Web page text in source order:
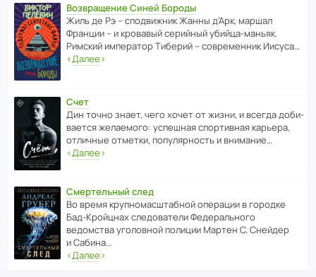
Возвращение Синей Бороды
Жиль де Рэ – спод­ви­жник Жанны д’Арк, маршал
Франции – и кровавый серийный убийца-маньяк.
Римский импе­ратор Тиберий – совре­менник Иисуса…
‹Далее›
Счет
Дин точно знает, чего хочет от жизни, и всегда доби­
ва­ется жела­е­мого: успе­шная спор­ти­вная карьера,
отли­чные отметки, попу­ля­р­ность и внимание…
‹Далее›
Смертельный след
Во время круп­но­мас­ш­та­бной операции в городке
Бад‑Крой­цнах следо­ва­тели Феде­раль­ного
ведомства уголо­вной полиции Мартен С. Снейдер
и Сабина…
‹Далее›